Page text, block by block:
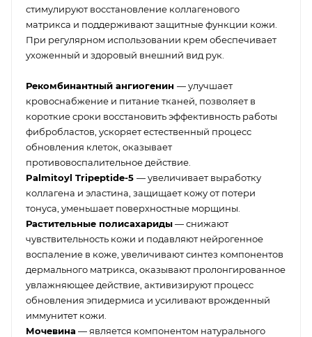
стимулируют восстановление коллагенового
матрикса и поддерживают защитные функции кожи.
При регулярном использовании крем обеспечивает
ухоженный и здоровый внешний вид рук.
Рекомбинантный ангиогенин — улучшает
кровоснабжение и питание тканей, позволяет в
короткие сроки восстановить эффективность работы
фибробластов, ускоряет естественный процесс
обновления клеток, оказывает
противовоспалительное действие.
Palmitoyl Tripeptide-5 — увеличивает выработку
коллагена и эластина, защищает кожу от потери
тонуса, уменьшает поверхностные морщины.
Растительные полисахариды— снижают
чувствительность кожи и подавляют нейрогенное
воспаление в коже, увеличивают синтез компонентов
дермального матрикса, оказывают пролонгированное
увлажняющее действие, активизируют процесс
обновления эпидермиса и усиливают врожденный
иммунитет кожи.
Мочевина — является компонентом натурального